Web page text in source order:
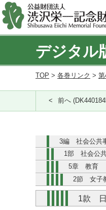
デジタル
TOP > 各巻リンク > 第
前へ
3編 社会公共
1部 社会公
5章 教育
2節 女子
1款 日